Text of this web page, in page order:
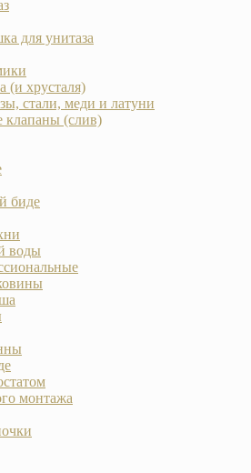
для унитаза
(и хрусталя)
стали, меди и латуни
(слив)
биде
воды
монтажа